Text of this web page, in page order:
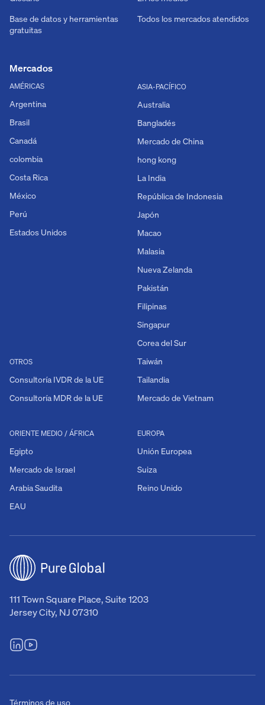
111 Town Square Place, Suite 1203
Jersey City, NJ 07310
Base de datos y herramientas
gratuitas
Todos los mercados atendidos
Mercados
AMÉRICAS
Argentina
Brasil
Canadá
colombia
Costa Rica
México
Perú
Estados Unidos
OTROS
Consultoría IVDR de la UE
Consultoría MDR de la UE
EUROPA
Unión Europea
Suiza
Reino Unido
ORIENTE MEDIO / ÁFRICA
Egipto
Mercado de Israel
Arabia Saudita
EAU
ASIA-PACÍFICO
Australia
Bangladés
Mercado de China
hong kong
La India
República de Indonesia
Japón
Macao
Malasia
Nueva Zelanda
Pakistán
Filipinas
Singapur
Corea del Sur
Taiwán
Tailandia
Mercado de Vietnam
Términos de uso